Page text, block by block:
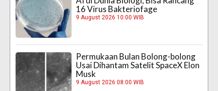
16 Virus Bakteriofage
9 August 2026 10:00 WIB
Permukaan Bulan Bolong-bolong
Usai Dihantam Satelit SpaceX Elon
Musk
9 August 2026 08:00 WIB